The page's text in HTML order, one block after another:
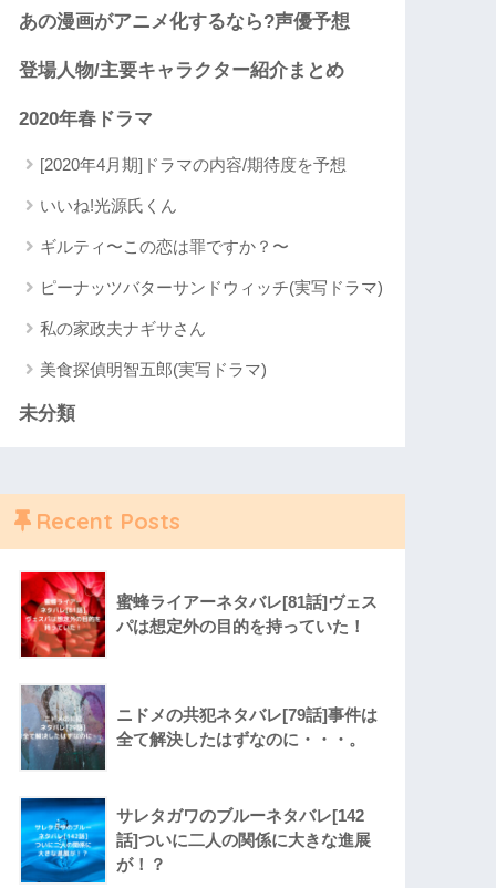
あの漫画がアニメ化するなら?声優予想
登場人物/主要キャラクター紹介まとめ
2020年春ドラマ
[2020年4月期]ドラマの内容/期待度を予想
いいね!光源氏くん
ギルティ〜この恋は罪ですか？〜
ピーナッツバターサンドウィッチ(実写ドラマ)
私の家政夫ナギサさん
美食探偵明智五郎(実写ドラマ)
未分類
Recent Posts
蜜蜂ライアーネタバレ[81話]ヴェス
パは想定外の目的を持っていた！
ニドメの共犯ネタバレ[79話]事件は
全て解決したはずなのに・・・。
サレタガワのブルーネタバレ[142
話]ついに二人の関係に大きな進展
が！？